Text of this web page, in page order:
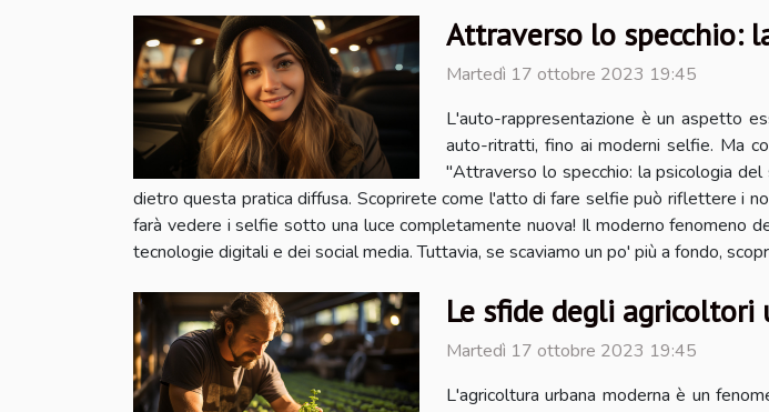
Attraverso lo specchio:
Martedì 17 ottobre 2023 19:45
L'auto-rappresentazione è un aspetto
auto-ritratti, fino ai moderni selfie. Ma
"Attraverso lo specchio: la psicologia
dietro questa pratica diffusa. Scoprirete come l'atto di fare selfie può riflettere i
farà vedere i selfie sotto una luce completamente nuova! Il moderno fenomeno
tecnologie digitali e dei social media. Tuttavia, se scaviamo un po' più a fondo,
Le sfide degli agricoltori
Martedì 17 ottobre 2023 19:45
L'agricoltura urbana moderna è un